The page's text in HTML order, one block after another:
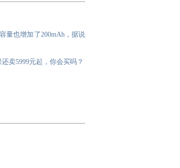
量也增加了200mAh，据说
卖5999元起，你会买吗？